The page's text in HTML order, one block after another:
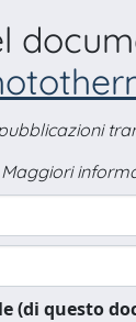
Maggiori
(di questo